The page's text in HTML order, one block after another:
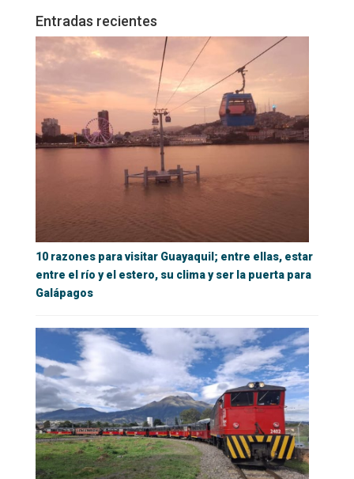
Entradas recientes
10 razones para visitar Guayaquil; entre ellas, estar
entre el río y el estero, su clima y ser la puerta para
Galápagos